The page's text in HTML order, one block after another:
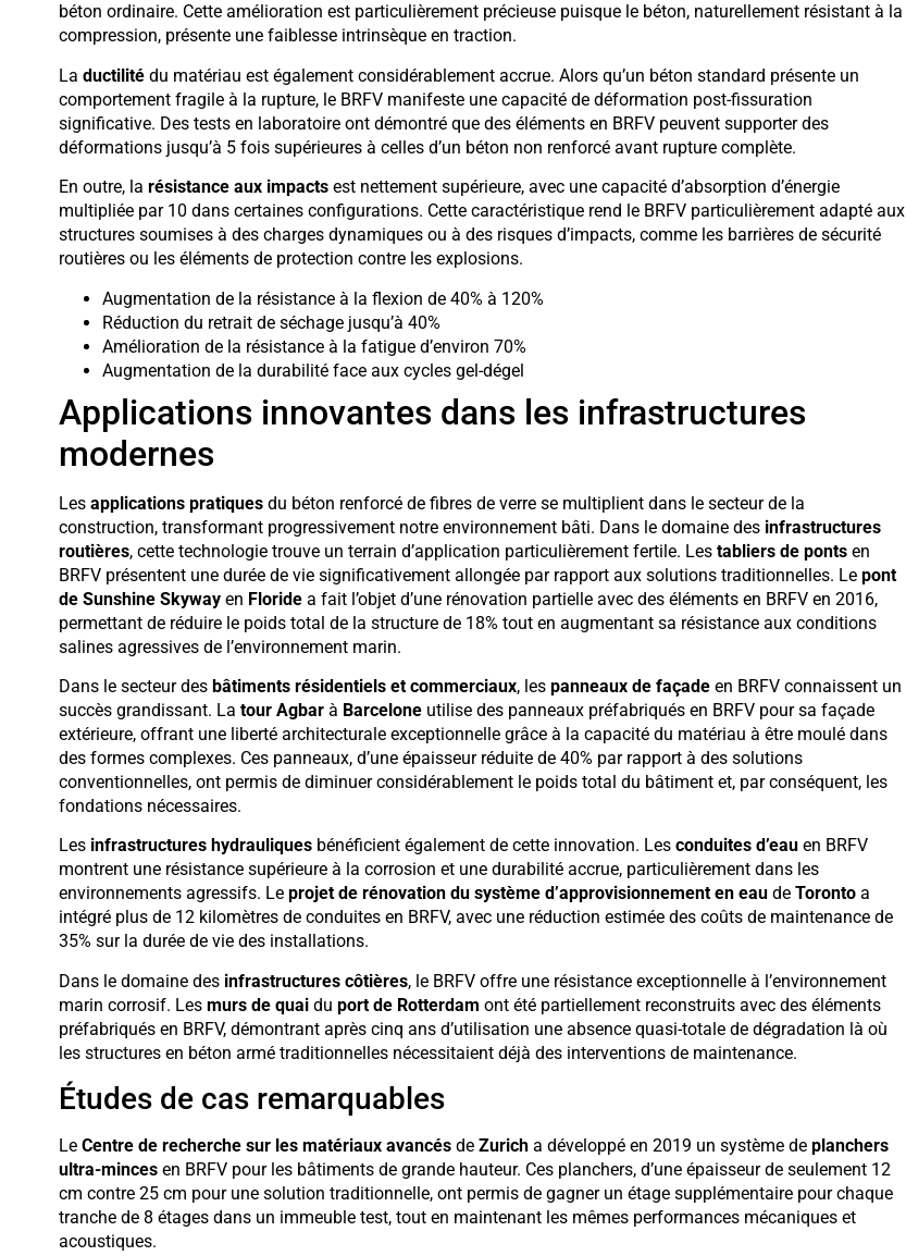
béton ordinaire. Cette amélioration est particulièrement précieuse puisque le béton, naturellement résistant à la
compression, présente une faiblesse intrinsèque en traction.
La ductilitédu matériau est également considérablement accrue. Alors qu’un béton standard présente un
comportement fragile à la rupture, le BRFV manifeste une capacité de déformation post-fissuration
significative. Des tests en laboratoire ont démontré que des éléments en BRFV peuvent supporter des
déformations jusqu’à 5 fois supérieures à celles d’un béton non renforcé avant rupture complète.
En outre, la résistance aux impactsest nettement supérieure, avec une capacité d’absorption d’énergie
multipliée par 10 dans certaines configurations. Cette caractéristique rend le BRFV particulièrement adapté aux
structures soumises à des charges dynamiques ou à des risques d’impacts, comme les barrières de sécurité
routières ou les éléments de protection contre les explosions.
Augmentation de la résistance à la flexion de 40% à 120%
Réduction du retrait de séchage jusqu’à 40%
Amélioration de la résistance à la fatigue d’environ 70%
Augmentation de la durabilité face aux cycles gel-dégel
Applications innovantes dans les infrastructures
modernes
Les applications pratiquesdu béton renforcé de fibres de verre se multiplient dans le secteur de la
construction, transformant progressivement notre environnement bâti. Dans le domaine des infrastructures
routières, cette technologie trouve un terrain d’application particulièrement fertile. Les tabliers de pontsen
BRFV présentent une durée de vie significativement allongée par rapport aux solutions traditionnelles. Le pont
de Sunshine Skywayen Floridea fait l’objet d’une rénovation partielle avec des éléments en BRFV en 2016,
permettant de réduire le poids total de la structure de 18% tout en augmentant sa résistance aux conditions
salines agressives de l’environnement marin.
Dans le secteur des bâtiments résidentiels et commerciaux, les panneaux de façadeen BRFV connaissent un
succès grandissant. La tour Agbarà Barceloneutilise des panneaux préfabriqués en BRFV pour sa façade
extérieure, offrant une liberté architecturale exceptionnelle grâce à la capacité du matériau à être moulé dans
des formes complexes. Ces panneaux, d’une épaisseur réduite de 40% par rapport à des solutions
conventionnelles, ont permis de diminuer considérablement le poids total du bâtiment et, par conséquent, les
fondations nécessaires.
Les infrastructures hydrauliquesbénéficient également de cette innovation. Les conduites d’eauen BRFV
montrent une résistance supérieure à la corrosion et une durabilité accrue, particulièrement dans les
environnements agressifs. Le projet de rénovation du système d’approvisionnement en eaude Torontoa
intégré plus de 12 kilomètres de conduites en BRFV, avec une réduction estimée des coûts de maintenance de
35% sur la durée de vie des installations.
Dans le domaine des infrastructures côtières, le BRFV offre une résistance exceptionnelle à l’environnement
marin corrosif. Les murs de quaidu port de Rotterdam ont été partiellement reconstruits avec des éléments
préfabriqués en BRFV, démontrant après cinq ans d’utilisation une absence quasi-totale de dégradation là où
les structures en béton armé traditionnelles nécessitaient déjà des interventions de maintenance.
Études de cas remarquables
Le Centre de recherche sur les matériaux avancésde Zuricha développé en 2019 un système de planchers
ultra-mincesen BRFV pour les bâtiments de grande hauteur. Ces planchers, d’une épaisseur de seulement 12
cm contre 25 cm pour une solution traditionnelle, ont permis de gagner un étage supplémentaire pour chaque
tranche de 8 étages dans un immeuble test, tout en maintenant les mêmes performances mécaniques et
acoustiques.